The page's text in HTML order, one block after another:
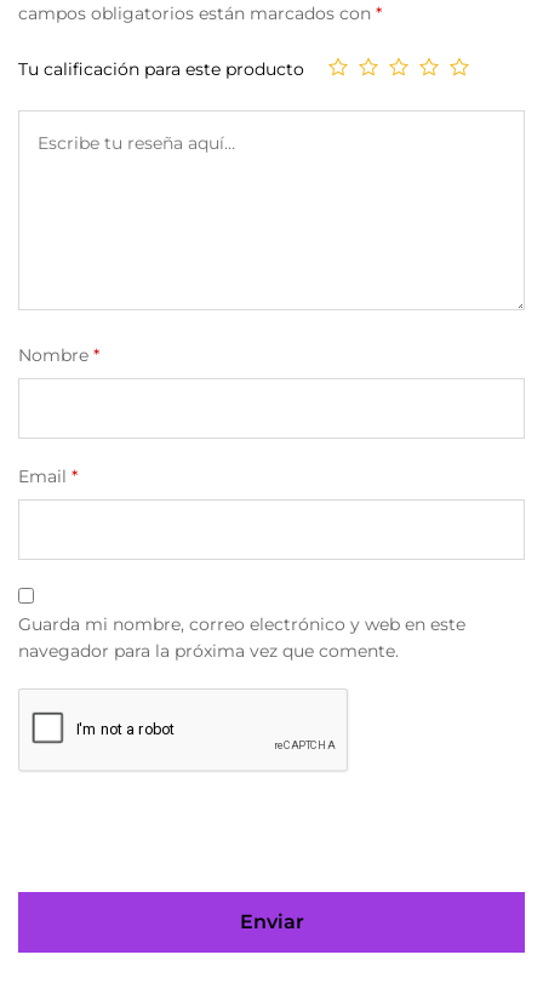
campos obligatorios están marcados con *
Tu calificación para este producto
Nombre *
Email *
Guarda mi nombre, correo electrónico y web en este
navegador para la próxima vez que comente.